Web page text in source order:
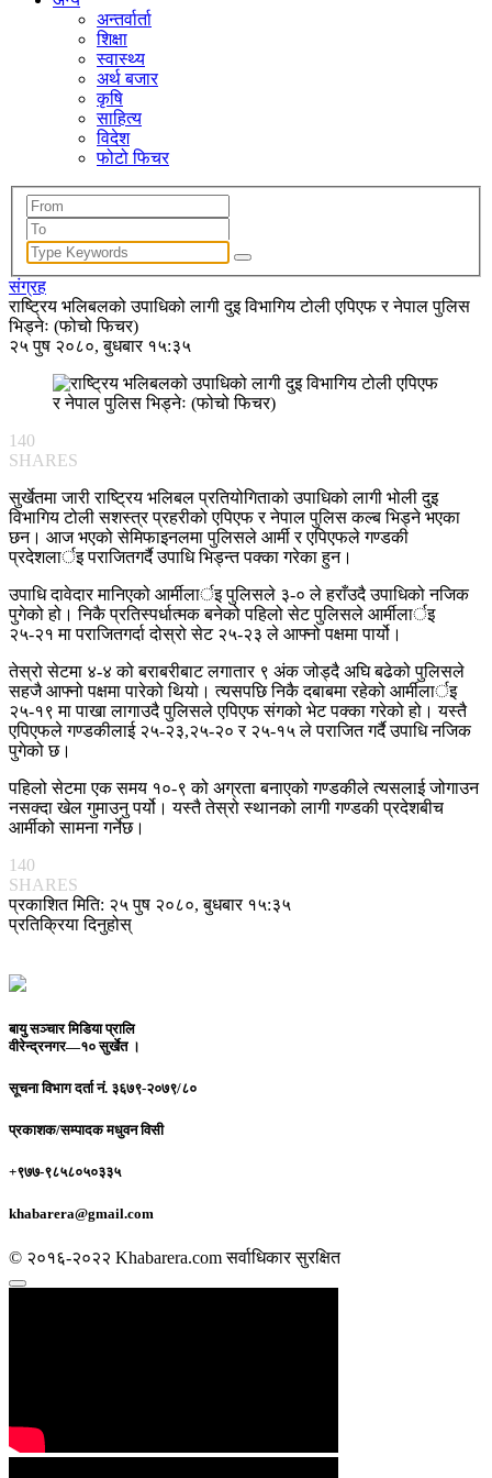
अन्तर्वार्ता
शिक्षा
स्वास्थ्य
अर्थ बजार
कृषि
साहित्य
विदेश
फोटो फिचर
संग्रह
राष्ट्रिय भलिबलको उपाधिको लागी दुइ विभागिय टोली एपिएफ र नेपाल पुलिस
भिड्नेः (फोचो फिचर)
२५ पुष २०८०, बुधबार १५:३५
140
SHARES
सुर्खेतमा जारी राष्ट्रिय भलिबल प्रतियोगिताको उपाधिको लागी भोली दुइ
विभागिय टोली सशस्त्र प्रहरीको एपिएफ र नेपाल पुलिस कल्ब भिड्ने भएका
छन। आज भएको सेमिफाइनलमा पुलिसले आर्मी र एपिएफले गण्डकी
प्रदेशलार्इ पराजितगर्दै उपाधि भिड्न्त पक्का गरेका हुन।
उपाधि दावेदार मानिएको आर्मीलार्इ पुलिसले ३-० ले हराँउदै उपाधिको नजिक
पुगेको हो। निकै प्रतिस्पर्धात्मक बनेको पहिलो सेट पुलिसले आर्मीलार्इ
२५-२१ मा पराजितगर्दा दोस्रो सेट २५-२३ ले आफ्नो पक्षमा पार्यो।
तेस्रो सेटमा ४-४ को बराबरीबाट लगातार ९ अंक जोड्दै अघि बढेको पुलिसले
सहजै आफ्नो पक्षमा पारेको थियो। त्यसपछि निकै दबाबमा रहेको आर्मीलार्इ
२५-१९ मा पाखा लागाउदै पुलिसले एपिएफ संगको भेट पक्का गरेको हो। यस्तै
एपिएफले गण्डकीलाई २५-२३,२५-२० र २५-१५ ले पराजित गर्दै उपाधि नजिक
पुगेको छ।
पहिलो सेटमा एक‌ समय १०-९ को अग्रता बनाएको गण्डकीले त्यसलाई जोगाउन
नसक्दा खेल गुमाउनु पर्यो। यस्तै तेस्रो स्थानको लागी गण्डकी प्रदेशबीच
आर्मीको सामना गर्नेछ।
140
SHARES
प्रकाशित मिति: २५ पुष २०८०, बुधबार १५:३५
प्रतिक्रिया दिनुहोस्
बायु सञ्चार मिडिया प्रालि
वीरेन्द्रनगर—१० सुर्खेत ।
सूचना विभाग दर्ता नं. ३६७९-२०७९/८०
प्रकाशक/सम्पादकमधुवन विसी
+९७७-९८५८०५०३३५
khabarera@gmail.com
© २०१६-२०२२ Khabarera.com सर्वाधिकार सुरक्षित